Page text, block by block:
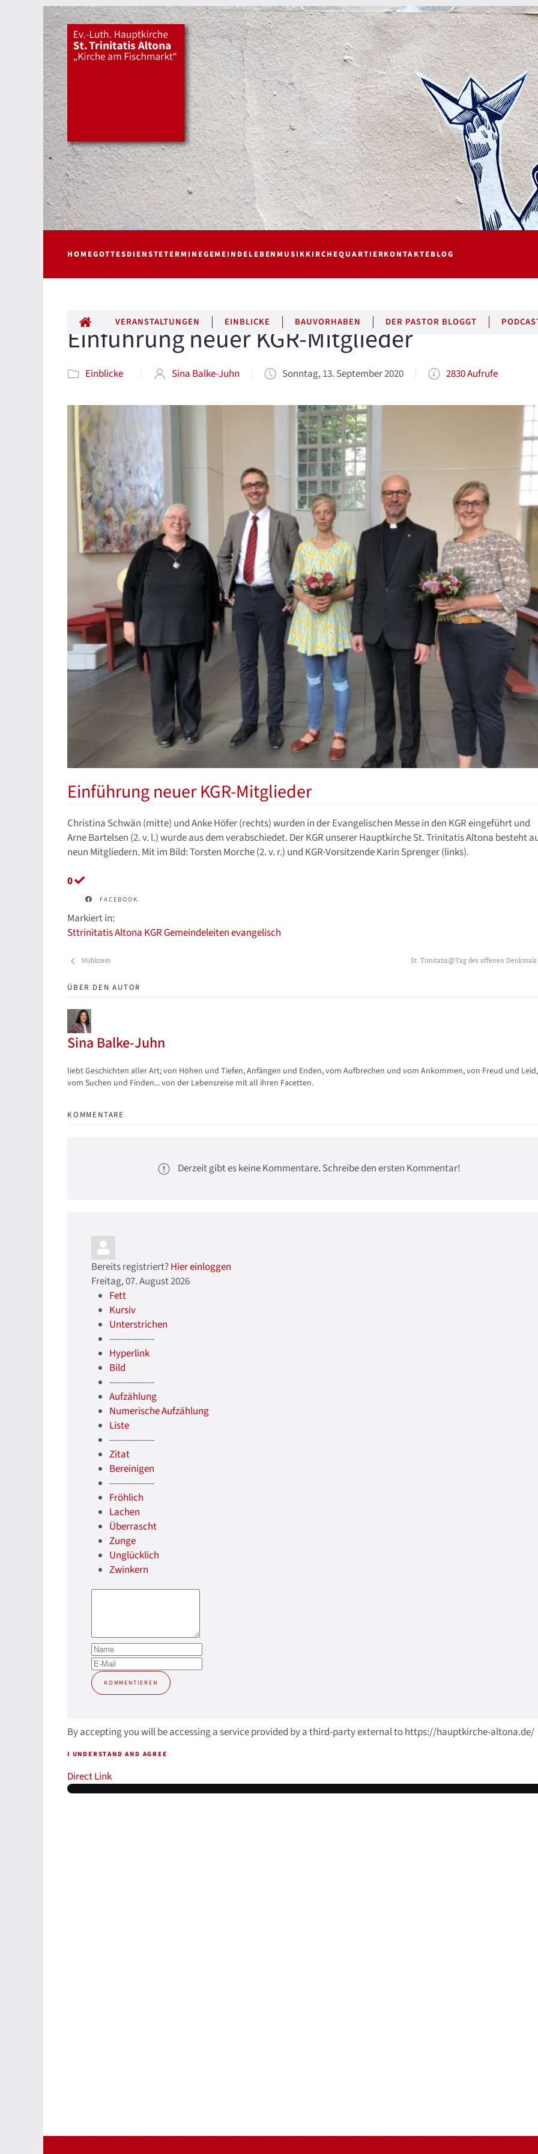
HOMEGOTTESDIENSTETERMINEGEMEINDELEBEN MUSIKKIRCHEQUARTIERKONTAKTEBLOG
ALLE BEITRÄGE
VERANSTALTUNGEN EINBLICKE BAUVORHABEN DER PASTOR BLOGGT
Einführung neuer KGR-Mitglieder
Einblicke Sina Balke-Juhn Sonntag, 13. September 2020 2830 Aufrufe
Einführung neuer KGR-Mitglieder
Christina Schwän (mitte) und Anke Höfer (rechts) wurden in der Evangelischen Messe in den KGR eingeführt und
Arne Bartelsen (2. v. l.) wurde aus dem verabschiedet. Der KGR unserer Hauptkirche St. Trinitatis Altona besteht
neun Mitgliedern. Mit im Bild: Torsten Morche (2. v. r.) und KGR-Vorsitzende Karin Sprenger (links).
0
FACEBOOK
Markiert in:
SttrinitatisAltona KGR Gemeindeleitenevangelisch
Mühlstein St. Trinitatis@Tag des offenen Denkmals
ÜBER DEN AUTOR
Sina Balke-Juhn
Updates abonnieren
Abo von Updates dieses Autors beenden
liebt Geschichten aller Art; von Höhen und Tiefen, Anfängen und Enden, vom Aufbrechen und vom Ankommen, von Freud und Leid,
vom Suchen und Finden... von der Lebensreise mit all ihren Facetten.
KOMMENTARE
Derzeit gibt es keine Kommentare. Schreibe den ersten Kommentar!
Bereits registriert?Hier einloggen
Freitag, 07. August 2026
Fett
Kursiv
Unterstrichen
---------------
Hyperlink
Bild
---------------
Aufzählung
Numerische Aufzählung
Liste
---------------
Zitat
Bereinigen
---------------
Fröhlich
Lachen
Überrascht
Zunge
Unglücklich
Zwinkern
KOMMENTIEREN
By accepting you will be accessing a service provided by a third-party external to https://hauptkirche-altona.de/
I UNDERSTAND AND AGREE
Direct Link